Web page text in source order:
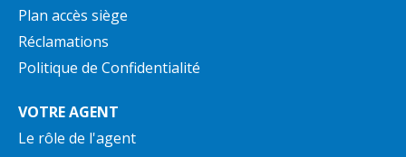
Plan accès siège
Réclamations
Politique de Confidentialité
VOTRE AGENT
Le rôle de l'agent